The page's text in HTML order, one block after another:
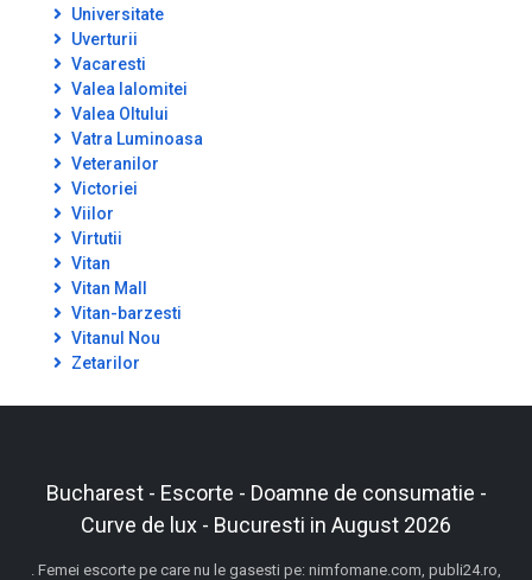
Universitate
Uverturii
Vacaresti
Valea Ialomitei
Valea Oltului
Vatra Luminoasa
Veteranilor
Victoriei
Viilor
Virtutii
Vitan
Vitan Mall
Vitan-barzesti
Vitanul Nou
Zetarilor
Bucharest - Escorte - Doamne de consumatie -
Curve de lux - Bucuresti in August 2026
. Femei escorte pe care nu le gasesti pe: nimfomane.com, publi24.ro,